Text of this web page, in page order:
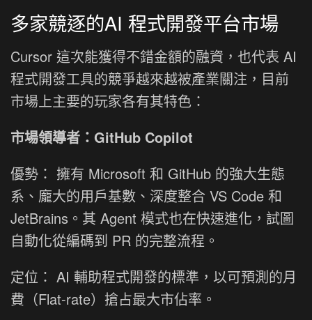
多家競逐的AI 程式開發平台市場
Cursor 這次能獲得不錯金額的融資，也代表 AI
程式開發工具的競爭越來越被產業關注，目前
市場上主要的玩家各有其特色：
市場領導者：GitHub Copilot
優勢： 擁有 Microsoft 和 GitHub 的強大生態
系、龐大的用戶基數、深度整合 VS Code 和
JetBrains。其 Agent 模式也在快速進化，試圖
自動化從編碼到 PR 的完整流程。
定位： AI 輔助程式開發的標準，以可預測的月
費（Flat-rate）搶占最大市佔率。